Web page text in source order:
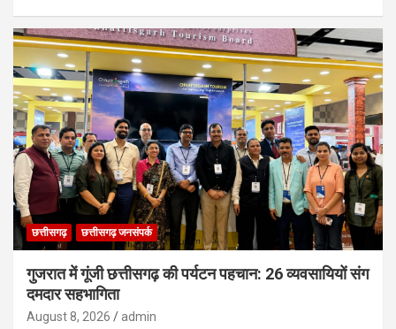
छत्तीसगढ़ छत्तीसगढ़ जनसंपर्क
गुजरात में गूंजी छत्तीसगढ़ की पर्यटन पहचान: 26 व्यवसायियों संग
दमदार सहभागिता
August 8, 2026 admin